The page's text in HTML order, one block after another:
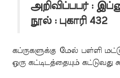
அறிவிப்பபர் :
நூல் : புகாரி 432
கப்ருகளுக்கு மேல் பள்ளி
ஒரு கட்டிடத்தையும் கட்டுவது